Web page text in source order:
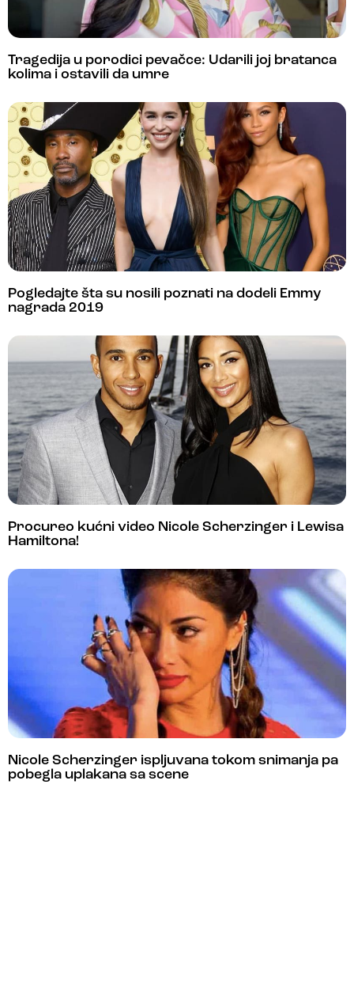
Tragedija u porodici pevačce: Udarili joj bratanca
kolima i ostavili da umre
Pogledajte šta su nosili poznati na dodeli Emmy
nagrada 2019
Procureo kućni video Nicole Scherzinger i Lewisa
Hamiltona!
Nicole Scherzinger ispljuvana tokom snimanja pa
pobegla uplakana sa scene